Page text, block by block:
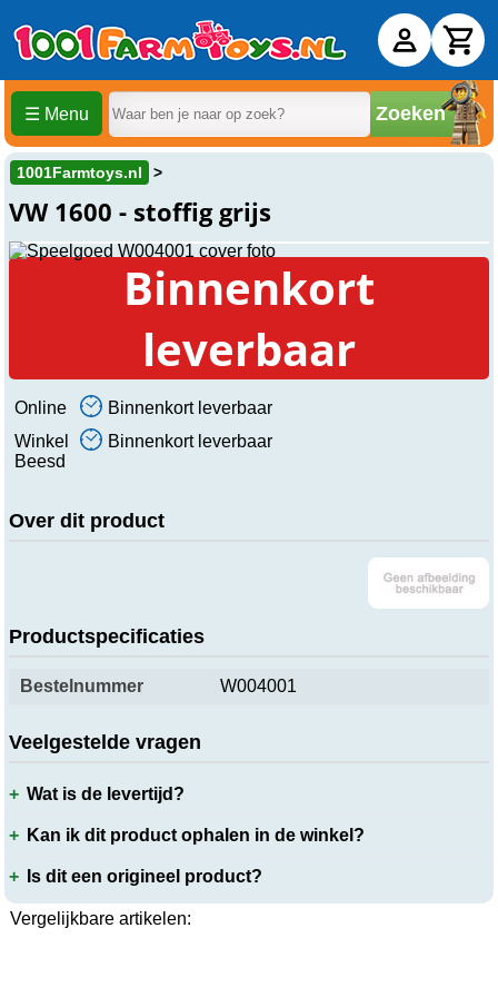
☰ Menu Zoeken
1001Farmtoys.nl
VW 1600 - stoffig grijs
Binnenkort
leverbaar
Online
Binnenkort leverbaar
Winkel
Beesd
Binnenkort leverbaar
Over dit product
Productspecificaties
Bestelnummer W004001
Veelgestelde vragen
Wat is de levertijd?
Kan ik dit product ophalen in de winkel?
Is dit een origineel product?
Vergelijkbare artikelen: